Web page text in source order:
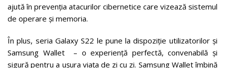
ajută în prevenția atacurilor cibernetice care vizează sistemul
de operare și memoria.
În plus, seria Galaxy S22 le pune la dispoziție utilizatorilor și
Samsung Wallet – o experiență perfectă, convenabilă și
sigură pentru a ușura viața de zi cu zi. Samsung Wallet îmbină